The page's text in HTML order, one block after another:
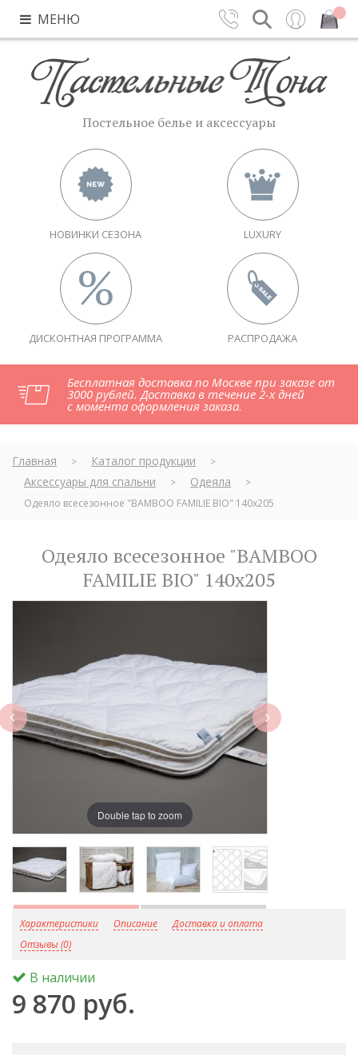
МЕНЮ Вход Закрыть
Постельное белье и аксессуары
НОВИНКИ СЕЗОНА LUXURY
ДИСКОНТНАЯ ПРОГРАММА РАСПРОДАЖА
Бесплатная доставка по Москве при заказе от
3000 рублей. Доставка в течение 2-х дней
с момента оформления заказа.
Главная > Каталог продукции >
Аксессуары для спальни > Одеяла
>
Одеяло всесезонное "BAMBOO FAMILIE BIO" 140х205
Одеяло всесезонное "BAMBOO
FAMILIE BIO" 140х205
Double tap to zoom
Характеристики Описание
Доставка и оплата
Отзывы (0)
В наличии
9 870 руб.